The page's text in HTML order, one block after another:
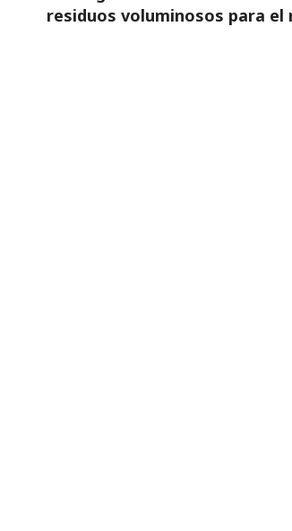
residuos voluminosos para el